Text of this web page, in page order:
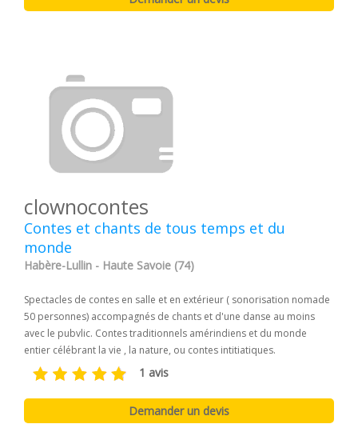
clownocontes
Contes et chants de tous temps et du
monde
Habère-Lullin - Haute Savoie (74)
Spectacles de contes en salle et en extérieur ( sonorisation nomade
50 personnes) accompagnés de chants et d'une danse au moins
avec le pubvlic. Contes traditionnels amérindiens et du monde
entier célébrant la vie , la nature, ou contes intitiatiques.
1 avis